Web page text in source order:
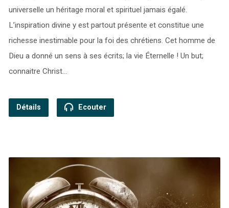
universelle un héritage moral et spirituel jamais égalé.
L’inspiration divine y est partout présente et constitue une
richesse inestimable pour la foi des chrétiens. Cet homme de
Dieu a donné un sens à ses écrits; la vie Éternelle ! Un but;
connaitre Christ…
Détails Ecouter